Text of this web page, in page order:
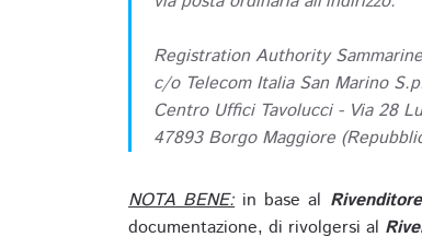
Registration Authority
c/o Telecom Italia San Marino
Centro Uffici Tavolucci - Via 28
47893 Borgo Maggiore
NOTA BENE: in base al Rivenditore
documentazione, di rivolgersi al